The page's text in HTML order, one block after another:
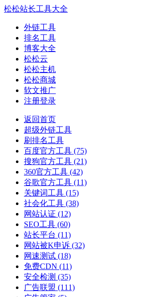
松松站长工具大全
外链工具
排名工具
博客大全
松松云
松松主机
松松商城
软文推广
注册登录
返回首页
超级外链工具
刷排名工具
百度官方工具 (75)
搜狗官方工具 (21)
360官方工具 (42)
谷歌官方工具 (11)
关键词工具 (15)
社会化工具 (38)
网站认证 (12)
SEO工具 (60)
站长平台 (11)
网站被K申诉 (32)
网速测试 (18)
免费CDN (11)
安全检测 (35)
广告联盟 (111)